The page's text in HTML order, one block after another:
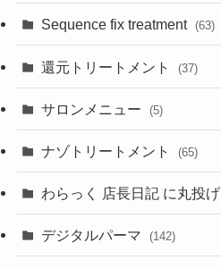
Sequence fix treatment (63)
還元トリートメント (37)
サロンメニュー (5)
ナゾトリートメント (65)
わらっく 店長日記 に丸投げ
デジタルパーマ (142)